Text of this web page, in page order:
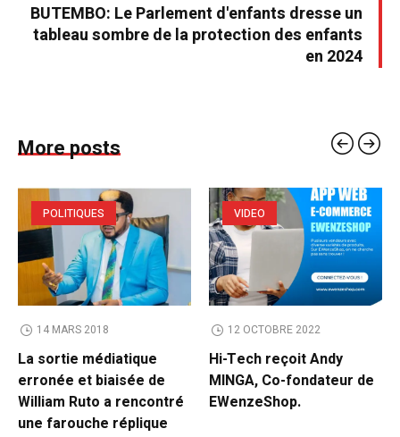
BUTEMBO: Le Parlement d'enfants dresse un
tableau sombre de la protection des enfants
en 2024
More posts
POLITIQUES
14 MARS 2018
La sortie médiatique
erronée et biaisée de
William Ruto a rencontré
une farouche réplique
VIDEO
12 OCTOBRE 2022
Hi-Tech reçoit Andy
MINGA, Co-fondateur de
EWenzeShop.